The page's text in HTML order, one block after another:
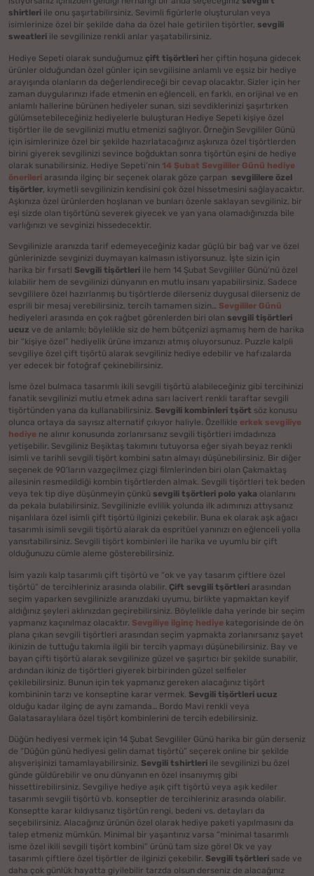
shirtleri ile onu şaşırtabilirsiniz. Sevimli figürlerle oluşturulan veya
isimlerinize özel bir şekilde daha da özel hale getirilen tişörtler, sevgili
sweatleri ile sevgilinize renkli anlar yaşatabilirsiniz.
Hediye Sepeti olarak sunduğumuz çift tişörtleri her çiftin hoşuna gidecek
ürünler olduğundan özel günler için sevgilisine anlamlı ve eşsiz bir hediye
arayışında olanların da değerlendireceği bir cevap olacaktır. Sizler için her
zaman duygularınızı ifade etmenin en eğlenceli, en farklı, en orijinal ve en
anlamlı hallerine bürünen hediyeler sunan, sizi sevdiklerinizi şaşırtırken
gülümsetebileceğiniz hediyelerle buluşturan Hediye Sepeti kişiye özel
tişörtler ile de sevgilinizi mutlu etmenizi sağlıyor. Örneğin Sevgililer Günü
için isimlerinize özel bir şekilde hazırlatacağınız aşkınıza özel tişörtlerden
birini giyerek sevgilinizi sevince boğduktan sonra tişörtün eşini de hediye
olarak sunabilirsiniz. Hediye Sepeti’nin 14 Şubat Sevgililer Günü hediye
önerileri arasında ilginç bir seçenek olarak göze çarpan sevgililere özel
tişörtler , kıymetli sevgilinizin kendisini çok özel hissetmesini sağlayacaktır.
Aşkınıza özel ürünlerden hoşlanan ve bunları özenle saklayan sevgiliniz, bir
eşi sizde olan tişörtünü severek giyecek ve yan yana olamadığınızda bile
varlığınızı ve sevginizi hissedecektir.
Sevgilinizle aranızda tarif edemeyeceğiniz kadar güçlü bir bağ var ve özel
günlerinizde sevginizi duymayan kalmasın istiyorsunuz. İşte sizin için
harika bir fırsat! Sevgili tişörtleri ile hem 14 Şubat Sevgililer Günü’nü özel
kılabilir hem de sevgilinizi dünyanın en mutlu insanı yapabilirsiniz. Sadece
sevgililere özel hazırlanmış bu tişörtlerde dilerseniz duygusal dilerseniz de
esprili bir mesaj verebilirsiniz, tercih tamamen sizin… Sevgililer Günü
hediyeleri arasında en çok rağbet görenlerden biri olan sevgili tişörtleri
ucuz ve de anlamlı; böylelikle siz de hem bütçenizi aşmamış hem de harika
bir “kişiye özel” hediyelik ürüne imzanızı atmış oluyorsunuz. Puzzle kalpli
sevgiliye özel çift tişörtü alarak sevgiliniz hediye edebilir ve hafızalarda
yer edecek bir fotoğraf çekinebilirsiniz.
İsme özel bulmaca tasarımlı ikili sevgili tişörtü alabileceğiniz gibi tercihinizi
fanatik sevgilinizi mutlu etmek adına sarı lacivert renkli taraftar sevgili
tişörtünden yana da kullanabilirsiniz. Sevgili kombinleri tşört söz konusu
olunca ortaya da sayısız alternatif çıkıyor haliyle. Özellikle erkek sevgiliye
hediye ne alınır konusunda zorlanırsanız sevgili tişörtleri imdadınıza
yetişebilir. Sevgiliniz Beşiktaş takımını tutuyorsa eğer siyah beyaz renkli
isimli ve tarihli sevgili tişört kombini satın almayı düşünebilirsiniz. Bir diğer
seçenek de 90’ların vazgeçilmez çizgi filmlerinden biri olan Çakmaktaş
ailesinin resmedildiği kombin tişörtlerden almak. Sevgili tişörtleri tek beden
veya tek tip diye düşünmeyin çünkü sevgili tşörtleri polo yaka olanlarını
da pekala bulabilirsiniz. Sevgilinizle evlilik yolunda ilk adımınızı attıysanız
nişanlılara özel isimli çift tişörtü ilginizi çekebilir. Buna ek olarak aşk ağacı
tasarımlı isimli sevgili tişörtü alarak da espritüel yanınızı en eğlenceli yolla
yansıtabilirsiniz. Sevgili tişört kombinleri ile harika ve uyumlu bir çift
olduğunuzu cümle aleme gösterebilirsiniz.
İsim yazılı kalp tasarımlı çift tişörtü ve “ok ve yay tasarım çiftlere özel
tişörtü” de tercihleriniz arasında olabilir. Çift sevgili tşörtleri arasından
seçim yaparken sevgilinizle aranızdaki uyumu, birlikte yapmaktan keyif
aldığınız şeyleri aklınızdan geçirebilirsiniz. Böylelikle daha yerinde bir seçim
yapmanız kaçınılmaz olacaktır. Sevgiliye ilginç hediye kategorisinde de ön
plana çıkan sevgili tişörtleri arasından seçim yapmakta zorlanırsanız şayet
ikinizin de tuttuğu takımla ilgili bir tercih yapmayı düşünebilirsiniz. Bay ve
bayan çifti tişörtü alarak sevgilinize güzel ve şaşırtıcı bir şekilde sunabilir,
ardından ikiniz de tişörtleri giyerek birbirinden güzel selfieler
çekilebilirsiniz. Bunun için tek yapmanız gereken alacağınız tişört
kombininin tarzı ve konseptine karar vermek. Sevgili tişörtleri ucuz
olduğu kadar ilginç de aynı zamanda… Bordo Mavi renkli veya
Galatasaraylılara özel tişört kombinlerini de tercih edebilirsiniz.
Düğün hediyesi vermek için 14 Şubat Sevgililer Günü harika bir gün derseniz
de “Düğün günü hediyesi gelin damat tişörtü” seçerek online bir şekilde
alışverişinizi tamamlayabilirsiniz. Sevgili tshirtleri ile sevgilinizi bu özel
günde güldürebilir ve onu dünyanın en özel insanıymış gibi
hissettirebilirsiniz. Sevgiliye hediye aşık çift tişörtü veya aşık kediler
tasarımlı sevgili tişörtü vb. konseptler de tercihleriniz arasında olabilir.
Konseptte karar kıldıysanız tişörtün rengi, bedeni vs. detayları da
seçebilirsiniz. Alacağınız ürünün özel olarak hediye paketi yapılmasını da
talep etmeniz mümkün. Minimal bir yaşantınız varsa “minimal tasarımlı
isme özel ikili sevgili tişört kombini” ürünü tam size göre! Ok ve yay
tasarımlı çiftlere özel tişörtler de ilginizi çekebilir. Sevgili tşörtleri sade ve
daha çok günlük hayatta giyilebilir tarzda olsun derseniz de alacağınız